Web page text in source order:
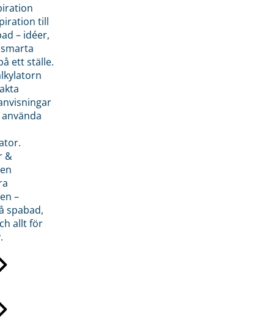
till
– idéer,
ett ställe.
&
–
spabad,
allt för